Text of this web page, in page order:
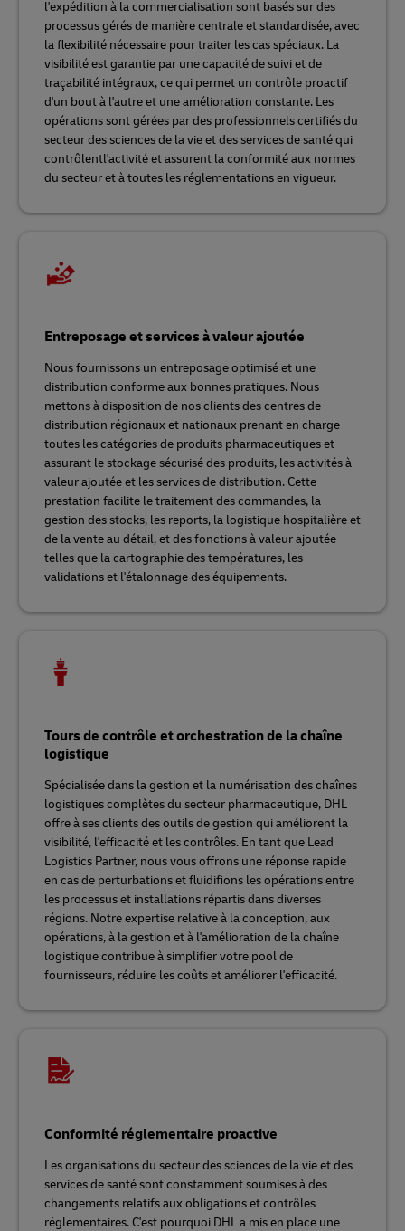
l'expédition à la commercialisation sont basés sur des
processus gérés de manière centrale et standardisée, avec
la flexibilité nécessaire pour traiter les cas spéciaux. La
visibilité est garantie par une capacité de suivi et de
traçabilité intégraux, ce qui permet un contrôle proactif
d'un bout à l'autre et une amélioration constante. Les
opérations sont gérées par des professionnels certifiés du
secteur des sciences de la vie et des services de santé qui
contrôlentl'activité et assurent la conformité aux normes
du secteur et à toutes les réglementations en vigueur.
Entreposage et services à valeur ajoutée
Nous fournissons un entreposage optimisé et une
distribution conforme aux bonnes pratiques. Nous
mettons à disposition de nos clients des centres de
distribution régionaux et nationaux prenant en charge
toutes les catégories de produits pharmaceutiques et
assurant le stockage sécurisé des produits, les activités à
valeur ajoutée et les services de distribution. Cette
prestation facilite le traitement des commandes, la
gestion des stocks, les reports, la logistique hospitalière et
de la vente au détail, et des fonctions à valeur ajoutée
telles que la cartographie des températures, les
validations et l'étalonnage des équipements.
Tours de contrôle et orchestration de la chaîne
logistique
Spécialisée dans la gestion et la numérisation des chaînes
logistiques complètes du secteur pharmaceutique, DHL
offre à ses clients des outils de gestion qui améliorent la
visibilité, l'efficacité et les contrôles. En tant que Lead
Logistics Partner, nous vous offrons une réponse rapide
en cas de perturbations et fluidifions les opérations entre
les processus et installations répartis dans diverses
régions. Notre expertise relative à la conception, aux
opérations, à la gestion et à l'amélioration de la chaîne
logistique contribue à simplifier votre pool de
fournisseurs, réduire les coûts et améliorer l'efficacité.
Conformité réglementaire proactive
Les organisations du secteur des sciences de la vie et des
services de santé sont constamment soumises à des
changements relatifs aux obligations et contrôles
réglementaires. C'est pourquoi DHL a mis en place une